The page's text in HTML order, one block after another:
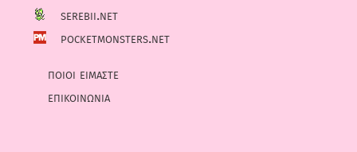
serebii.net
pocketmonsters.net
ποιοι ειμαστε
επικοινωνια